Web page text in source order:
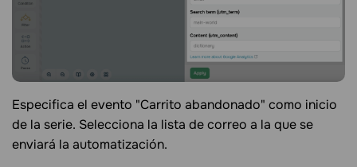
Especifica el evento "Carrito abandonado" como inicio
de la serie. Selecciona la lista de correo a la que se
enviará la automatización.